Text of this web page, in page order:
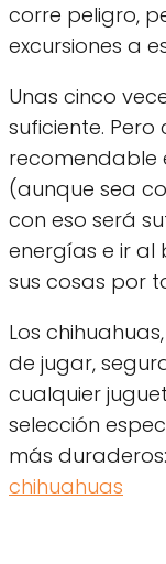
corre peligro,
excursiones a
Unas cinco
suficiente.
recomendable
(aunque sea
con eso será
energías e ir al
sus cosas por
Los
de jugar,
cualquier
selección
más duraderos:
chihuahuas